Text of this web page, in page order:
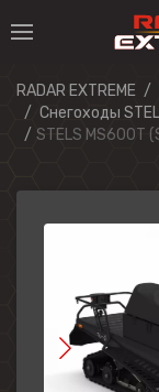
RADAR EXTREME
Снегоходы
STELS MS600T